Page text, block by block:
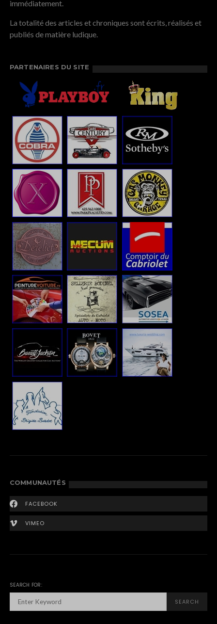
immédiatement.
La totalité des articles et chroniques sont écrits, réalisés et
publiés de matière ludique.
PARTENAIRES DU SITE
COMMUNAUTÉS
FACEBOOK
VIMEO
SEARCH FOR:
SEARCH